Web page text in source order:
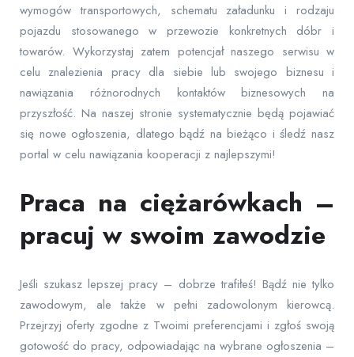
wymogów transportowych, schematu załadunku i rodzaju
pojazdu stosowanego w przewozie konkretnych dóbr i
towarów. Wykorzystaj zatem potencjał naszego serwisu w
celu znalezienia pracy dla siebie lub swojego biznesu i
nawiązania różnorodnych kontaktów biznesowych na
przyszłość. Na naszej stronie systematycznie będą pojawiać
się nowe ogłoszenia, dlatego bądź na bieżąco i śledź nasz
portal w celu nawiązania kooperacji z najlepszymi!
Praca na ciężarówkach –
pracuj w swoim zawodzie
Jeśli szukasz lepszej pracy – dobrze trafiłeś! Bądź nie tylko
zawodowym, ale także w pełni zadowolonym kierowcą.
Przejrzyj oferty zgodne z Twoimi preferencjami i zgłoś swoją
gotowość do pracy, odpowiadając na wybrane ogłoszenia –